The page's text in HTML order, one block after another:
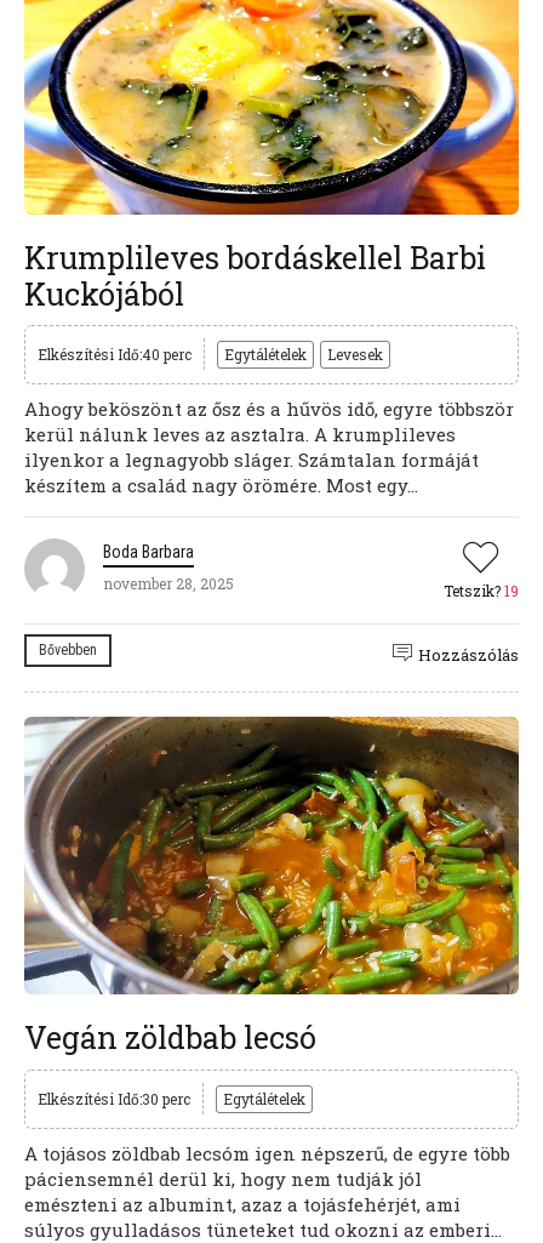
Krumplileves bordáskellel Barbi
Kuckójából
Elkészítési Idő:40 perc Egytálételek Levesek
Ahogy beköszönt az ősz és a hűvös idő, egyre többször
kerül nálunk leves az asztalra. A krumplileves
ilyenkor a legnagyobb sláger. Számtalan formáját
készítem a család nagy örömére. Most egy...
Boda Barbara
november 28, 2025
Tetszik?19
Bővebben Hozzászólás
Vegán zöldbab lecsó
Elkészítési Idő:30 perc Egytálételek
A tojásos zöldbab lecsóm igen népszerű, de egyre több
páciensemnél derül ki, hogy nem tudják jól
emészteni az albumint, azaz a tojásfehérjét, ami
súlyos gyulladásos tüneteket tud okozni az emberi...